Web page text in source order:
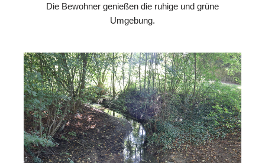
Die Bewohner genießen die ruhige und grüne
Umgebung.